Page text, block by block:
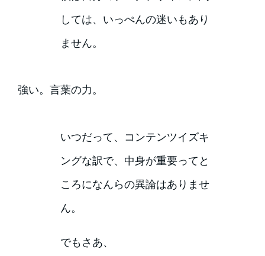
しては、いっぺんの迷いもあり
ません。
強い。言葉の力。
いつだって、コンテンツイズキ
ングな訳で、中身が重要ってと
ころになんらの異論はありませ
ん。
でもさあ、